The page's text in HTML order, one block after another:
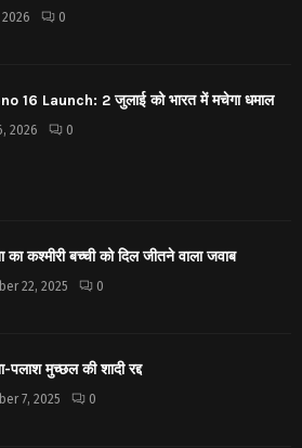
2026 0
16 Launch: 2 जुलाई को भारत में मचेगा धमाल
2026 0
का कश्मीरी बच्ची को दिल जीतने वाला जवाब
22, 2025 0
पलाश मुच्छल की शादी रद्द
7, 2025 0